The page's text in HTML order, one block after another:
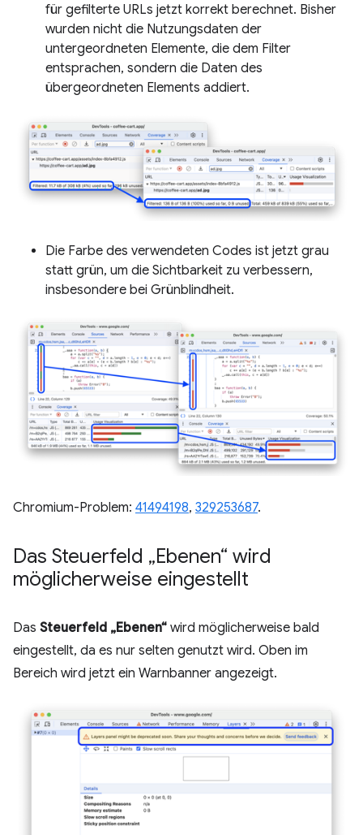
für gefilterte URLs jetzt korrekt berechnet. Bisher
wurden nicht die Nutzungsdaten der
untergeordneten Elemente, die dem Filter
entsprachen, sondern die Daten des
übergeordneten Elements addiert.
Die Farbe des verwendeten Codes ist jetzt grau
statt grün, um die Sichtbarkeit zu verbessern,
insbesondere bei Grünblindheit.
Chromium-Problem: 41494198, 329253687.
Das Steuerfeld „Ebenen“ wird
möglicherweise eingestellt
Das Steuerfeld „Ebenen“ wird möglicherweise bald
eingestellt, da es nur selten genutzt wird. Oben im
Bereich wird jetzt ein Warnbanner angezeigt.